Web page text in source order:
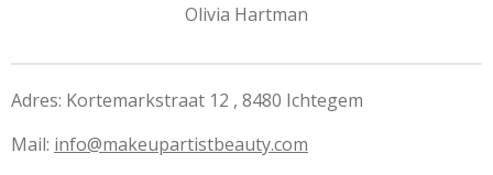
Olivia Hartman
Adres: Kortemarkstraat 12 , 8480 Ichtegem
Mail: info@makeupartistbeauty.com